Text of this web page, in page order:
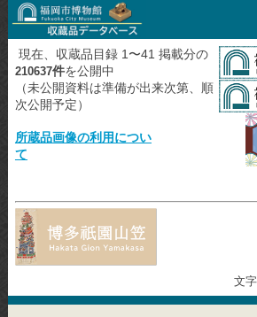
現在、収蔵品目録 1〜41 掲載分の
210637件を公開中
（未公開資料は準備が出来次第、順
次公開予定）
所蔵品画像の利用につい
て
文